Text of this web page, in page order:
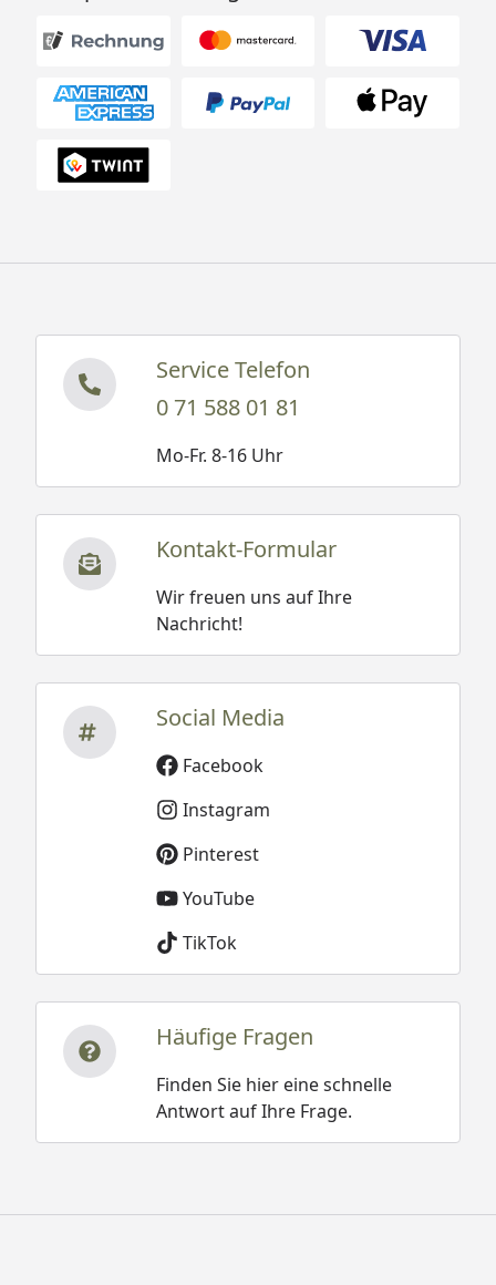
Service Telefon
0 71 588 01 81
Mo-Fr. 8-16 Uhr
Kontakt-Formular
Wir freuen uns auf Ihre
Nachricht!
Social Media
Facebook
Instagram
Pinterest
YouTube
TikTok
Häufige Fragen
Finden Sie hier eine schnelle
Antwort auf Ihre Frage.